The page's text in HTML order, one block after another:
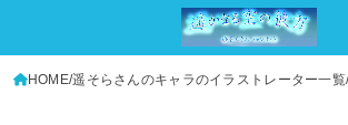
HOME 遥そらさんのキャラのイラストレーター一覧